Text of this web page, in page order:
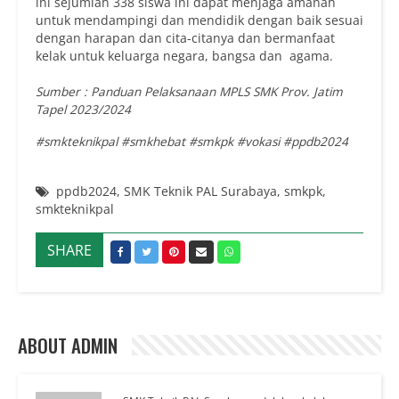
untuk mendampingi dan mendidik dengan baik sesuai
dengan harapan dan cita-citanya dan bermanfaat
kelak untuk keluarga negara, bangsa dan agama.
Sumber : Panduan Pelaksanaan MPLS SMK Prov. Jatim
Tapel 2023/2024
#smkteknikpal #smkhebat #smkpk #vokasi #ppdb2024
ppdb2024, SMK Teknik PAL Surabaya, smkpk,
smkteknikpal
SHARE
ABOUT ADMIN